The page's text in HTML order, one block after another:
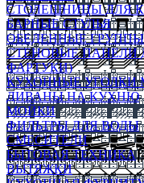
СТОЛЕШНИЦЫ ДЛЯ
БАРНЫЕ СТУЛЬЯ
ОБЕДЕННЫЕ ГРУППЫ
СТЕНОВЫЕ ПАНЕЛИ
ФАРТУКИ)
КУХОННЫЕ УГОЛКИ
ДИВАНЫ НА КУХНЮ
МОЙКИ
ФИЛЬТРЫ ДЛЯ ВОДЫ
СМЕСИТЕЛИ
БЫТОВАЯ ТЕХНИКА
ВЫТЯЖКИ